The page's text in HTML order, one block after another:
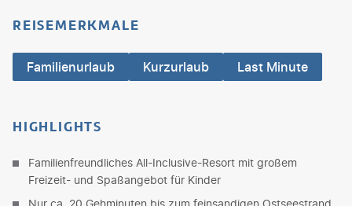
REISEMERKMALE
Familienurlaub Kurzurlaub Last Minute
HIGHLIGHTS
Familienfreundliches All-Inclusive-Resort mit großem
Freizeit- und Spaßangebot für Kinder